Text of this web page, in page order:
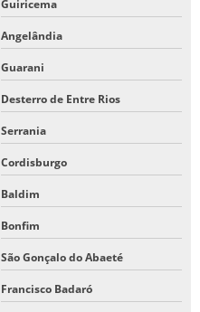
Guiricema
Angelândia
Guarani
Desterro de Entre Rios
Serrania
Cordisburgo
Baldim
Bonfim
São Gonçalo do Abaeté
Francisco Badaró